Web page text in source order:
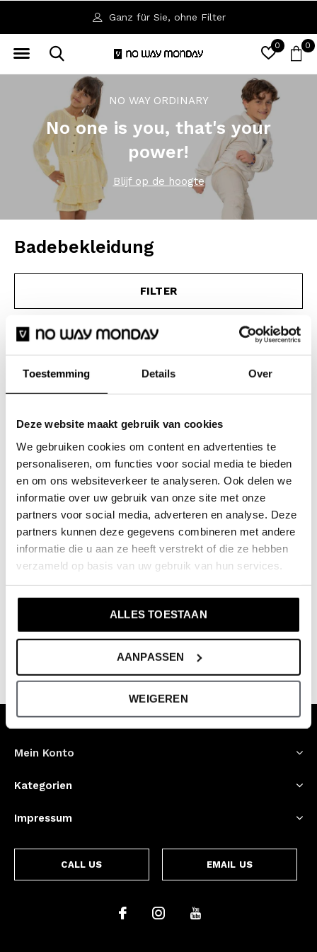
Toestemming Details Over
Deze website maakt gebruik van cookies
We gebruiken cookies om content en advertenties te
personaliseren, om functies voor social media te bieden
en om ons websiteverkeer te analyseren. Ook delen we
informatie over uw gebruik van onze site met onze
partners voor social media, adverteren en analyse. Deze
partners kunnen deze gegevens combineren met andere
informatie die u aan ze heeft verstrekt of die ze hebben
verzameld op basis van uw gebruik van hun services.
ALLES TOESTAAN
AANPASSEN
WEIGEREN
0 0
Ganz für Sie, ohne Filter
NO WAY ORDINARY
No one is you, that's your
power!
Blijf op de hoogte
Badebekleidung
FILTER
No Way Monday
No Way Monday Mädchen
Bikini Neon
€9,99 €19,99
No Way Monday
No Way Monday Mädchen-
Set in mehreren Farben
€14,99 €29,99
Gesehen 2 der 2 Produkte
Kundendienst
Mein Konto
Kategorien
Impressum
CALL US EMAIL US